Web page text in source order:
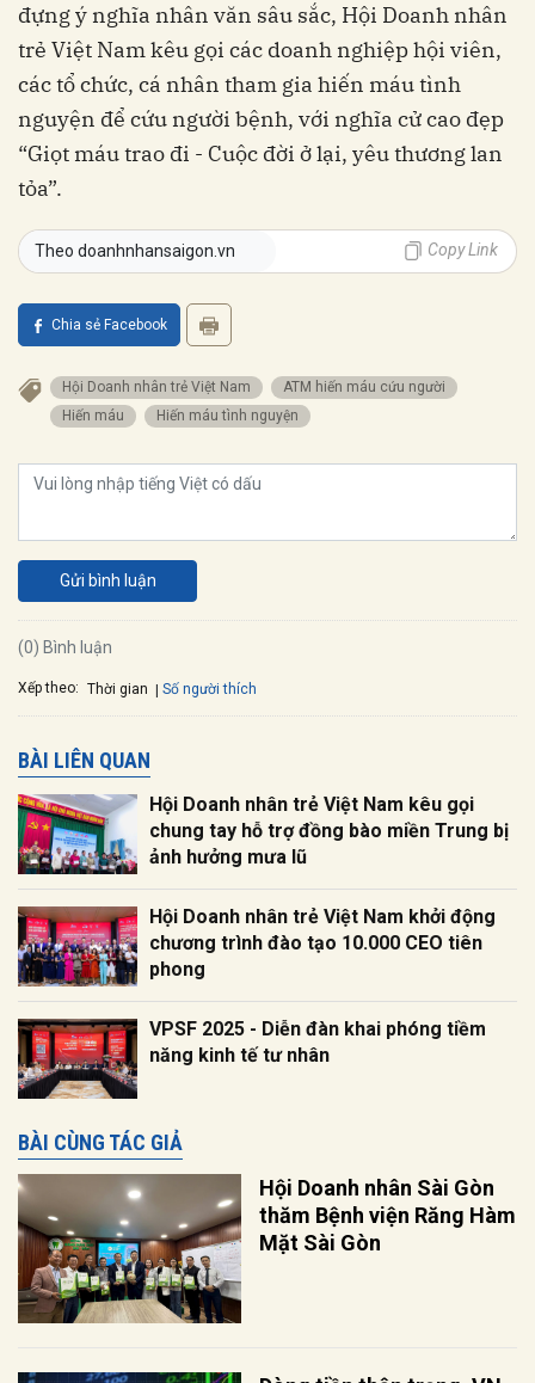
đựng ý nghĩa nhân văn sâu sắc, Hội Doanh nhân
trẻ Việt Nam kêu gọi các doanh nghiệp hội viên,
các tổ chức, cá nhân tham gia hiến máu tình
nguyện để cứu người bệnh, với nghĩa cử cao đẹp
“Giọt máu trao đi - Cuộc đời ở lại, yêu thương lan
tỏa”.
Theo doanhnhansaigon.vn Copy Link
Chia sẻ Facebook
Hội Doanh nhân trẻ Việt Nam
ATM hiến máu cứu người
Hiến máu
Hiến máu tình nguyện
Gửi bình luận
(0) Bình luận
Xếp theo: Thời gian Số người thích
BÀI LIÊN QUAN
Hội Doanh nhân trẻ Việt Nam kêu gọi
chung tay hỗ trợ đồng bào miền Trung bị
ảnh hưởng mưa lũ
Hội Doanh nhân trẻ Việt Nam khởi động
chương trình đào tạo 10.000 CEO tiên
phong
VPSF 2025 - Diễn đàn khai phóng tiềm
năng kinh tế tư nhân
BÀI CÙNG TÁC GIẢ
Hội Doanh nhân Sài Gòn
thăm Bệnh viện Răng Hàm
Mặt Sài Gòn